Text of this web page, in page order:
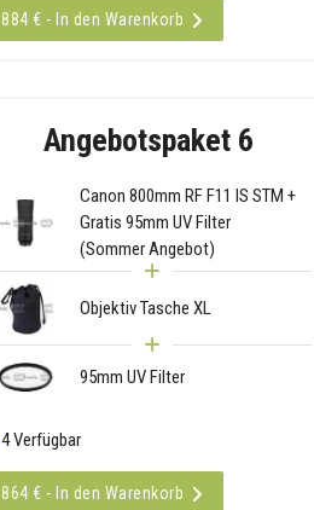
884 € - In den Warenkorb
Angebotspaket 6
Canon 800mm RF F11 IS STM +
Gratis 95mm UV Filter
(Sommer Angebot)
Objektiv Tasche XL
95mm UV Filter
4 Verfügbar
864 € - In den Warenkorb